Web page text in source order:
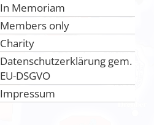
In Memoriam
Members only
Charity
Datenschutzerklärung gem.
EU-DSGVO
Impressum